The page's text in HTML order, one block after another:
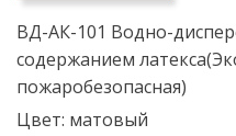
ВД-АК-101 Водно-
содержанием
пожаробезопасная)
Цвет: матовый